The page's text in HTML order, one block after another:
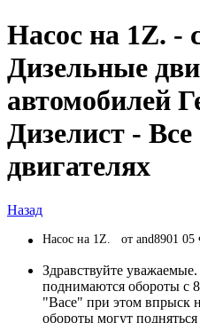
Насос на 1Z. -
Дизельные
автомобилей
Дизелист -
двигателях
Назад
Насос на 1Z. от and8901
Здравствуйте
поднимаются обороты с
"Васе" при этом впрыск
обороты могут